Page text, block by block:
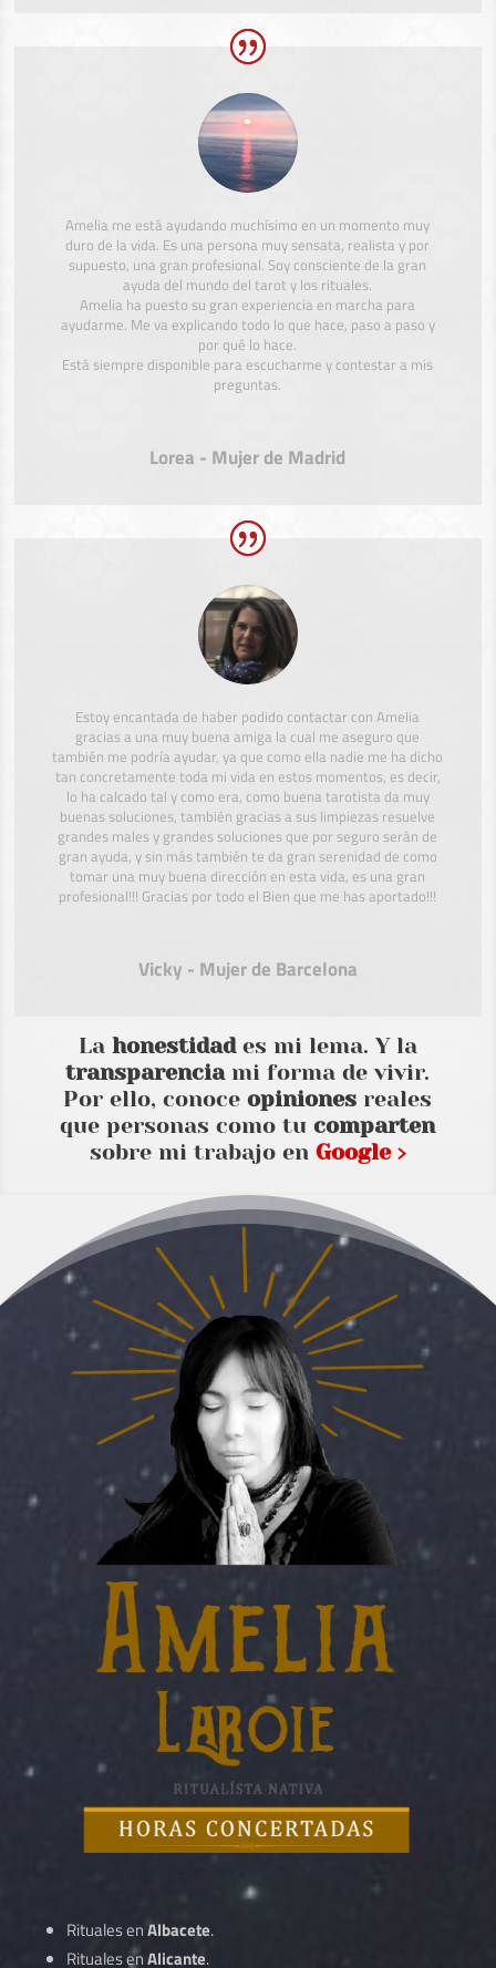
Amelia me está ayudando muchísimo en un momento muy
duro de la vida. Es una persona muy sensata, realista y por
supuesto, una gran profesional. Soy consciente de la gran
ayuda del mundo del tarot y los rituales.
Amelia ha puesto su gran experiencia en marcha para
ayudarme. Me va explicando todo lo que hace, paso a paso y
por qué lo hace.
Está siempre disponible para escucharme y contestar a mis
preguntas.
Lorea - Mujer de Madrid
Estoy encantada de haber podido contactar con Amelia
gracias a una muy buena amiga la cual me aseguro que
también me podría ayudar, ya que como ella nadie me ha dicho
tan concretamente toda mi vida en estos momentos, es decir,
lo ha calcado tal y como era, como buena tarotista da muy
buenas soluciones, también gracias a sus limpiezas resuelve
grandes males y grandes soluciones que por seguro serán de
gran ayuda, y sin más también te da gran serenidad de como
tomar una muy buena dirección en esta vida, es una gran
profesional!!! Gracias por todo el Bien que me has aportado!!!
Vicky - Mujer de Barcelona
La honestidades mi lema. Y la
transparenciami forma de vivir.
Por ello, conoceopiniones reales
que personas como tucomparten
sobre mi trabajo en Google ›
Rituales enAlbacete.
Rituales enAlicante.